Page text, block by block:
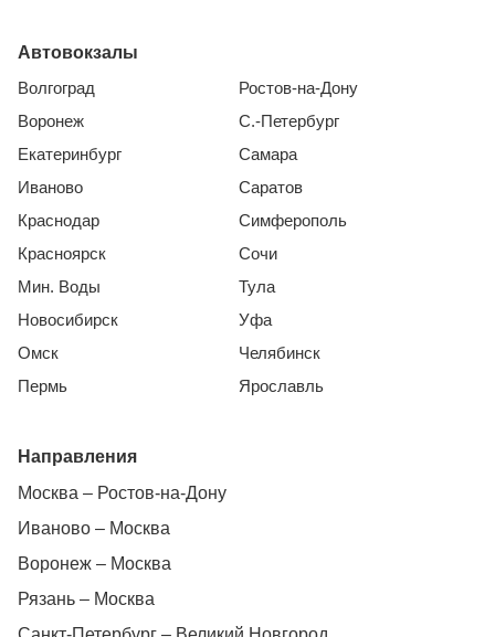
Автовокзалы
Волгоград
Воронеж
Екатеринбург
Иваново
Краснодар
Красноярск
Мин. Воды
Новосибирск
Омск
Пермь
Ростов-на-Дону
С.-Петербург
Самара
Саратов
Симферополь
Сочи
Тула
Уфа
Челябинск
Ярославль
Направления
Москва – Ростов-на-Дону
Иваново – Москва
Воронеж – Москва
Рязань – Москва